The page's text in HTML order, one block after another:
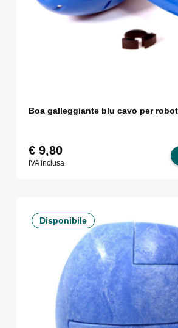
Boa galleggiante blu cavo per
€9,80
IVA inclusa
Disponibile